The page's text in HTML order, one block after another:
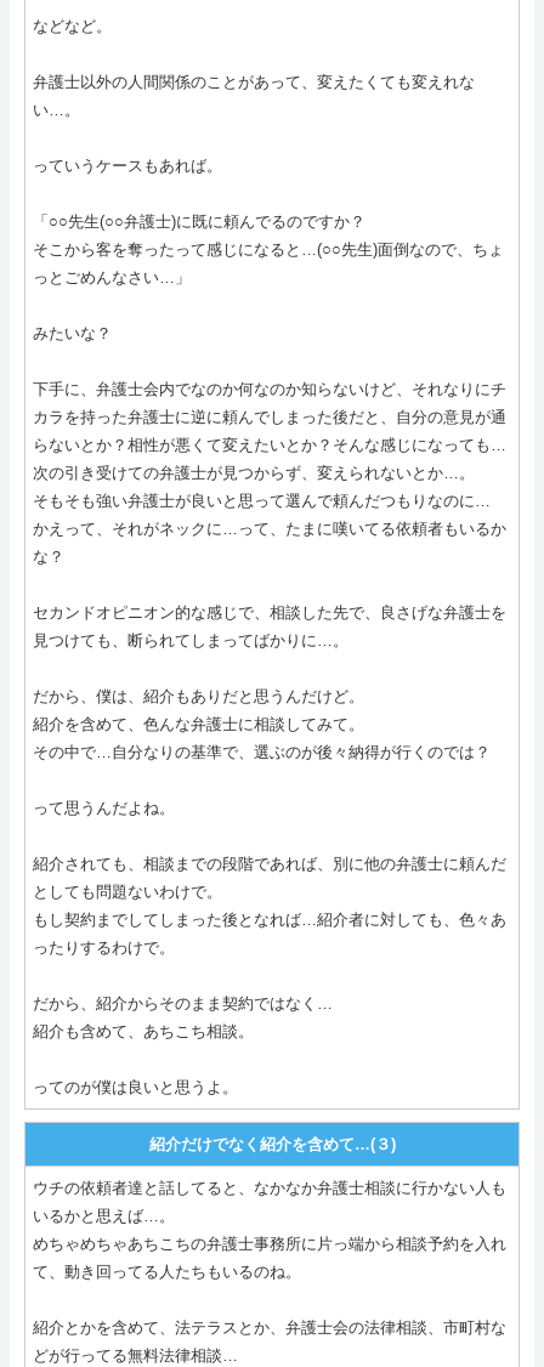
などなど。
弁護士以外の人間関係のことがあって、変えたくても変えれな
い…。
っていうケースもあれば。
「○○先生(○○弁護士)に既に頼んでるのですか？
そこから客を奪ったって感じになると…(○○先生)面倒なので、ちょ
っとごめんなさい…」
みたいな？
下手に、弁護士会内でなのか何なのか知らないけど、それなりにチ
カラを持った弁護士に逆に頼んでしまった後だと、自分の意見が通
らないとか？相性が悪くて変えたいとか？そんな感じになっても…
次の引き受けての弁護士が見つからず、変えられないとか…。
そもそも強い弁護士が良いと思って選んで頼んだつもりなのに…
かえって、それがネックに…って、たまに嘆いてる依頼者もいるか
な？
セカンドオピニオン的な感じで、相談した先で、良さげな弁護士を
見つけても、断られてしまってばかりに…。
だから、僕は、紹介もありだと思うんだけど。
紹介を含めて、色んな弁護士に相談してみて。
その中で…自分なりの基準で、選ぶのが後々納得が行くのでは？
って思うんだよね。
紹介されても、相談までの段階であれば、別に他の弁護士に頼んだ
としても問題ないわけで。
もし契約までしてしまった後となれば…紹介者に対しても、色々あ
ったりするわけで。
だから、紹介からそのまま契約ではなく…
紹介も含めて、あちこち相談。
ってのが僕は良いと思うよ。
紹介だけでなく紹介を含めて…(３)
ウチの依頼者達と話してると、なかなか弁護士相談に行かない人も
いるかと思えば…。
めちゃめちゃあちこちの弁護士事務所に片っ端から相談予約を入れ
て、動き回ってる人たちもいるのね。
紹介とかを含めて、法テラスとか、弁護士会の法律相談、市町村な
どが行ってる無料法律相談…